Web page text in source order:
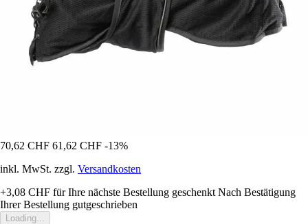
70,62 CHF 61,62 CHF -13%
inkl. MwSt. zzgl. Versandkosten
+3,08 CHF für Ihre nächste Bestellung geschenkt Nach Bestätigung
Ihrer Bestellung gutgeschrieben
Loading...